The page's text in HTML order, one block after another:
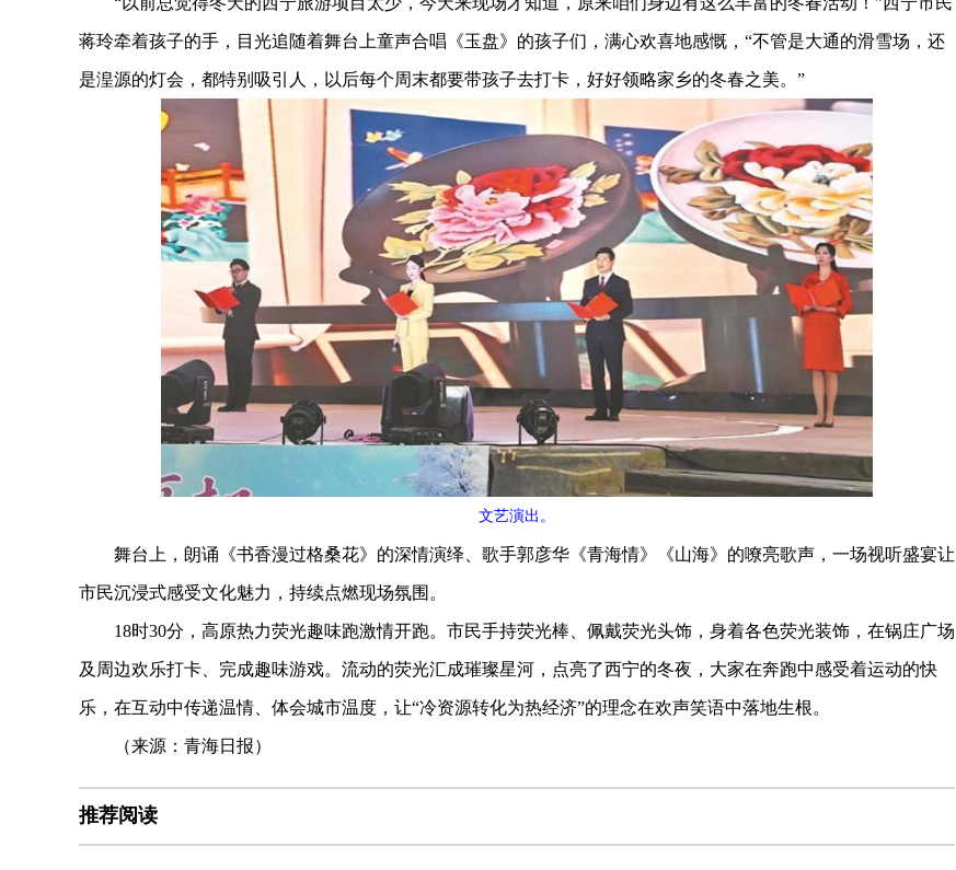
蒋玲牵着孩子的手，目光追随着舞台上童声合唱《玉盘》的孩子们，满心欢喜地感慨，“不管是大通的滑雪场，还
是湟源的灯会，都特别吸引人，以后每个周末都要带孩子去打卡，好好领略家乡的冬春之美。”
文艺演出。
舞台上，朗诵《书香漫过格桑花》的深情演绎、歌手郭彦华《青海情》《山海》的嘹亮歌声，一场视听盛宴让
市民沉浸式感受文化魅力，持续点燃现场氛围。
18时30分，高原热力荧光趣味跑激情开跑。市民手持荧光棒、佩戴荧光头饰，身着各色荧光装饰，在锅庄广场
及周边欢乐打卡、完成趣味游戏。流动的荧光汇成璀璨星河，点亮了西宁的冬夜，大家在奔跑中感受着运动的快
乐，在互动中传递温情、体会城市温度，让“冷资源转化为热经济”的理念在欢声笑语中落地生根。
（来源：青海日报）
推荐阅读